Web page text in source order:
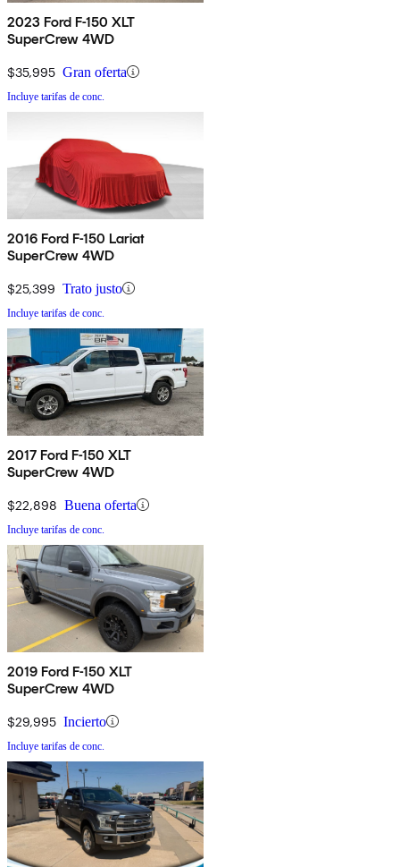
2023 Ford F-150 XLT
SuperCrew 4WD
$35,995 Gran oferta
Incluye tarifas de conc.
2016 Ford F-150 Lariat
SuperCrew 4WD
$25,399 Trato justo
Incluye tarifas de conc.
2017 Ford F-150 XLT
SuperCrew 4WD
$22,898 Buena oferta
Incluye tarifas de conc.
2019 Ford F-150 XLT
SuperCrew 4WD
$29,995 Incierto
Incluye tarifas de conc.